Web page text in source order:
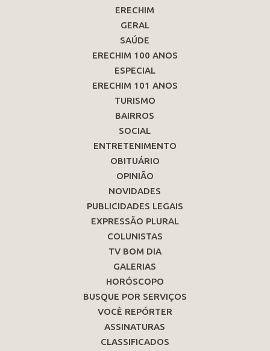
ERECHIM
GERAL
SAÚDE
ERECHIM 100 ANOS
ESPECIAL
ERECHIM 101 ANOS
TURISMO
BAIRROS
SOCIAL
ENTRETENIMENTO
OBITUÁRIO
OPINIÃO
NOVIDADES
PUBLICIDADES LEGAIS
EXPRESSÃO PLURAL
COLUNISTAS
TV BOM DIA
GALERIAS
HORÓSCOPO
BUSQUE POR SERVIÇOS
VOCÊ REPÓRTER
ASSINATURAS
CLASSIFICADOS